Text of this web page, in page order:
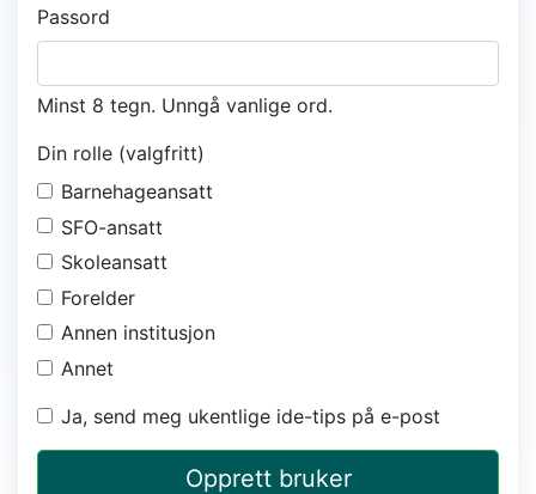
Passord
Minst 8 tegn. Unngå vanlige ord.
Din rolle (valgfritt)
Barnehageansatt
SFO-ansatt
Skoleansatt
Forelder
Annen institusjon
Annet
Ja, send meg ukentlige ide-tips på e-post
Opprett bruker